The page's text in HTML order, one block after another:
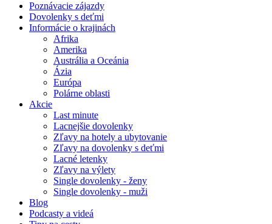
Poznávacie zájazdy
Dovolenky s deťmi
Informácie o krajinách
Afrika
Amerika
Austrália a Oceánia
Ázia
Európa
Polárne oblasti
Akcie
Last minute
Lacnejšie dovolenky
Zľavy na hotely a ubytovanie
Zľavy na dovolenky s deťmi
Lacné letenky
Zľavy na výlety
Single dovolenky - ženy
Single dovolenky - muži
Blog
Podcasty a videá